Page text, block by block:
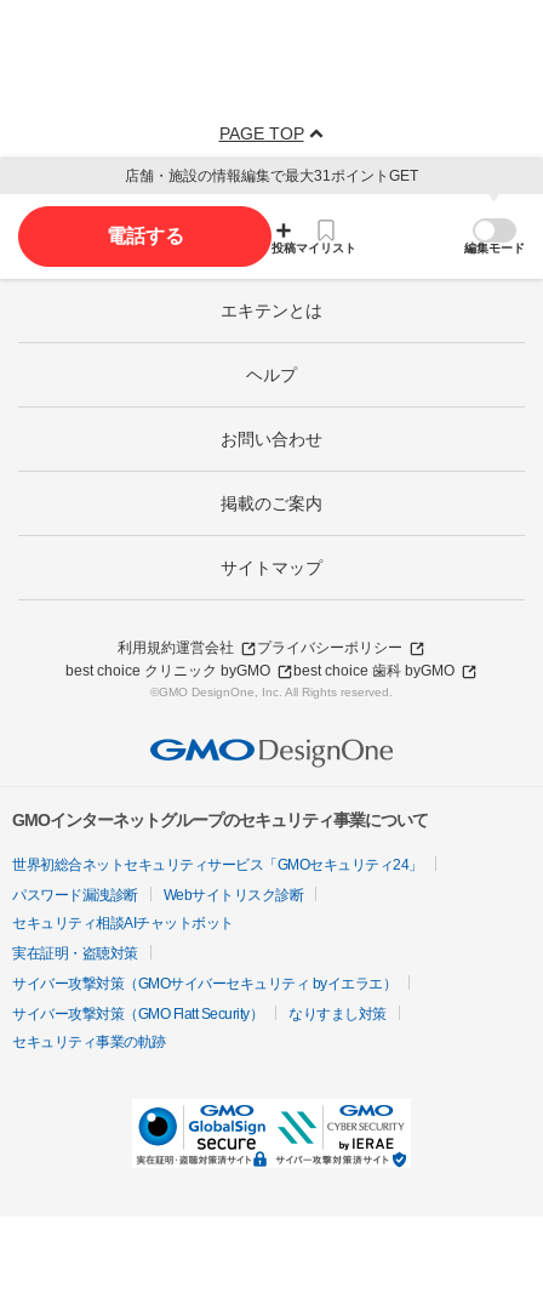
PAGE TOP
店舗・施設の情報編集で最大31ポイントGET
電話する
投稿マイリスト 編集モード
エキテンとは
ヘルプ
お問い合わせ
掲載のご案内
サイトマップ
利用規約運営会社
プライバシーポリシー
best choice クリニック byGMO
best choice 歯科 byGMO
©GMO DesignOne, Inc. All Rights reserved.
GMOインターネットグループのセキュリティ事業について
世界初総合ネットセキュリティサービス「GMOセキュリティ24」
パスワード漏洩診断
Webサイトリスク診断
セキュリティ相談AIチャットボット
実在証明・盗聴対策
サイバー攻撃対策（GMOサイバーセキュリティ byイエラエ）
サイバー攻撃対策（GMO Flatt Security）
なりすまし対策
セキュリティ事業の軌跡